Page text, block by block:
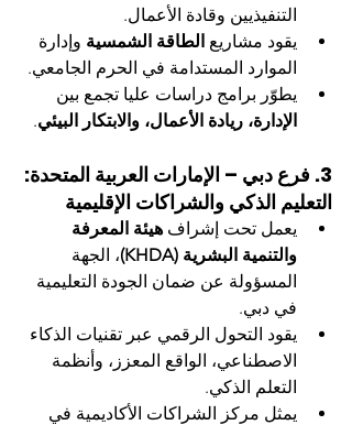
التنفيذيين وقادة الأعمال.
يقود مشاريع الطاقة الشمسية وإدارة
الموارد المستدامة في الحرم الجامعي.
يطوّر برامج دراسات عليا تجمع بين
الإدارة، ريادة الأعمال، والابتكار البيئي.
3. فرع دبي – الإمارات العربية المتحدة:
التعليم الذكي والشراكات الإقليمية
يعمل تحت إشراف هيئة المعرفة
والتنمية البشرية (KHDA)
، الجهة
المسؤولة عن ضمان الجودة التعليمية
في دبي.
يقود التحول الرقمي عبر تقنيات الذكاء
الاصطناعي، الواقع المعزز، وأنظمة
التعلم الذكي.
يمثل مركز الشراكات الأكاديمية في